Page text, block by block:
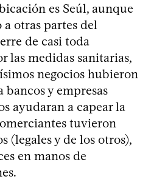
es Seúl, aunque
otras partes del
de casi toda
las medidas sanitarias,
negocios hubieron
bancos y empresas
ayudaran a capear la
tuvieron
(legales y de los otros),
en manos de